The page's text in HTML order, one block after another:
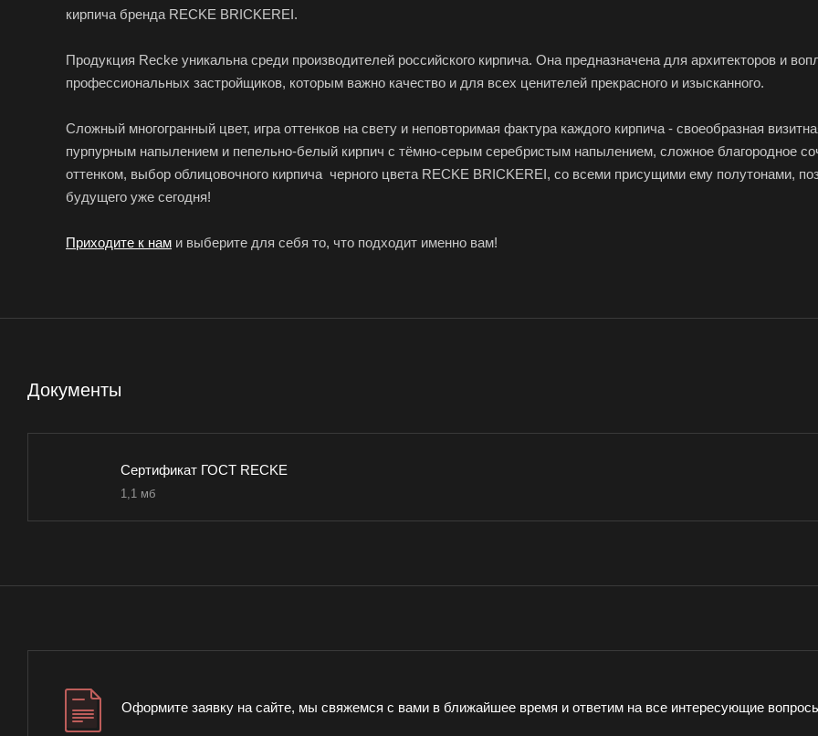
кирпича бренда RECKE BRICKEREI.
Продукция Recke уникальна среди производителей российского кирпича. Она предназначена для архитекторов и
профессиональных застройщиков, которым важно качество и для всех ценителей прекрасного и изысканного.
Сложный многогранный цвет, игра оттенков на свету и неповторимая фактура каждого кирпича - своеобразная
пурпурным напылением и пепельно-белый кирпич с тёмно-серым серебристым напылением, сложное благородное
оттенком, выбор облицовочного кирпича черного цвета RECKE BRICKEREI, со всеми присущими ему полутонами,
будущего уже сегодня!
Приходите к нам и выберите для себя то, что подходит именно вам!
Документы
Сертификат ГОСТ RECKE
1,1 мб
Оформите заявку на сайте, мы свяжемся с вами в ближайшее время и ответим на все интересующие